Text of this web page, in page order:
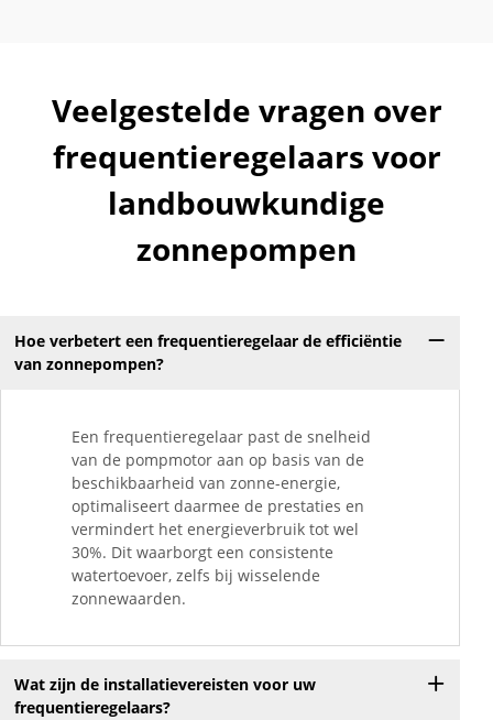
Veelgestelde vragen over
frequentieregelaars voor
landbouwkundige
zonnepompen
Hoe verbetert een frequentieregelaar de efficiëntie
van zonnepompen?
Een frequentieregelaar past de snelheid
van de pompmotor aan op basis van de
beschikbaarheid van zonne-energie,
optimaliseert daarmee de prestaties en
vermindert het energieverbruik tot wel
30%. Dit waarborgt een consistente
watertoevoer, zelfs bij wisselende
zonnewaarden.
Wat zijn de installatievereisten voor uw
frequentieregelaars?